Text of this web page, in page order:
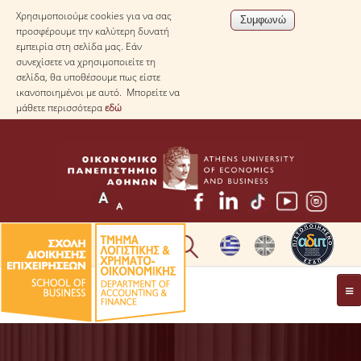
Χρησιμοποιούμε cookies για να σας
προσφέρουμε την καλύτερη δυνατή
εμπειρία στη σελίδα μας. Εάν
συνεχίσετε να χρησιμοποιείτε τη
σελίδα, θα υποθέσουμε πως είστε
ικανοποιημένοι με αυτό. Μπορείτε να
μάθετε περισσότεραεδώ
* ΠΛΗΡΟΦΟΡΙΕΣ ΓΙΑ ΜΑΘΗΤΕΣ ΛΥΚΕΙΟΥ *